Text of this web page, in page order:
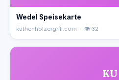
Wedel Speisekarte
kuthenholzergrill.com · 👁 32
KU